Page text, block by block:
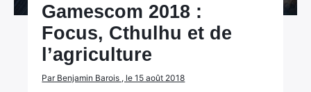
Gamescom 2018 :
Focus, Cthulhu et de
l’agriculture
Par Benjamin Barois , le 15 août 2018